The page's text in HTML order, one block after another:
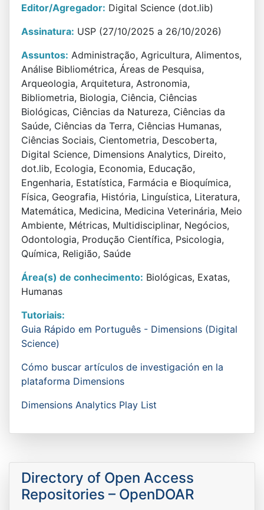
Editor/Agregador: Digital Science (dot.lib)
Assinatura: USP (27/10/2025 a 26/10/2026)
Assuntos: Administração, Agricultura, Alimentos,
Análise Bibliométrica, Áreas de Pesquisa,
Arqueologia, Arquitetura, Astronomia,
Bibliometria, Biologia, Ciência, Ciências
Biológicas, Ciências da Natureza, Ciências da
Saúde, Ciências da Terra, Ciências Humanas,
Ciências Sociais, Cientometria, Descoberta,
Digital Science, Dimensions Analytics, Direito,
dot.lib, Ecologia, Economia, Educação,
Engenharia, Estatística, Farmácia e Bioquímica,
Física, Geografia, História, Linguística, Literatura,
Matemática, Medicina, Medicina Veterinária, Meio
Ambiente, Métricas, Multidisciplinar, Negócios,
Odontologia, Produção Científica, Psicologia,
Química, Religião, Saúde
Área(s) de conhecimento: Biológicas, Exatas,
Humanas
Tutoriais:
Guia Rápido em Português - Dimensions (Digital
Science)
Cómo buscar artículos de investigación en la
plataforma Dimensions
Dimensions Analytics Play List
Directory of Open Access
Repositories – OpenDOAR